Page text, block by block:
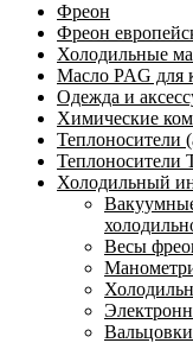
Фреон
Фреон
Холодильные
Масло PAG для
Одежда и
Химические
Теплоносители
Теплоносители
Холодильный
Весы